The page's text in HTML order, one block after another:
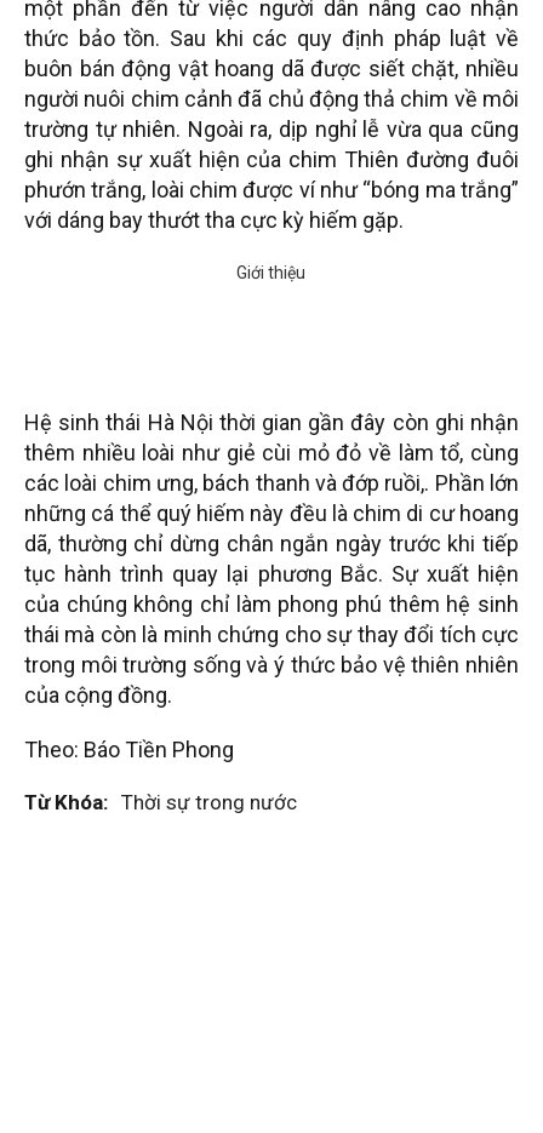
một phần đến từ việc người dân nâng cao nhận
thức bảo tồn. Sau khi các quy định pháp luật về
buôn bán động vật hoang dã được siết chặt, nhiều
người nuôi chim cảnh đã chủ động thả chim về môi
trường tự nhiên. Ngoài ra, dịp nghỉ lễ vừa qua cũng
ghi nhận sự xuất hiện của chim Thiên đường đuôi
phướn trắng, loài chim được ví như “bóng ma trắng”
với dáng bay thướt tha cực kỳ hiếm gặp.
Hệ sinh thái Hà Nội thời gian gần đây còn ghi nhận
thêm nhiều loài như giẻ cùi mỏ đỏ về làm tổ, cùng
các loài chim ưng, bách thanh và đớp ruồi,. Phần lớn
những cá thể quý hiếm này đều là chim di cư hoang
dã, thường chỉ dừng chân ngắn ngày trước khi tiếp
tục hành trình quay lại phương Bắc. Sự xuất hiện
của chúng không chỉ làm phong phú thêm hệ sinh
thái mà còn là minh chứng cho sự thay đổi tích cực
trong môi trường sống và ý thức bảo vệ thiên nhiên
của cộng đồng.
Theo: Báo Tiền Phong
Từ Khóa: Thời sự trong nước